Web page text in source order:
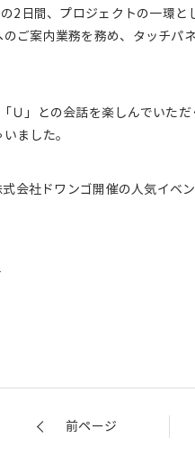
2日間、プロジェクトの一環
ご案内業務を務め、タッチ
Ｕ」との会話を楽しんでいた
ました。
会社ドワンゴ開催の人気イベ
前ページ